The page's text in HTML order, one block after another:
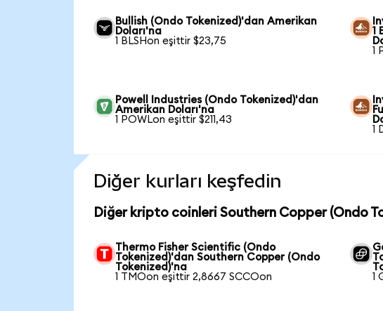
Bullish (Ondo Tokenized)'dan Amerikan
Doları'na
1 BLSHon eşittir $23,75
1
1
Powell Industries (Ondo Tokenized)'dan
Amerikan Doları'na
1 POWLon eşittir $211,43
1
Diğer kurları keşfedin
Diğer kripto coinleri Southern Copper (Ondo
Thermo Fisher Scientific (Ondo
Tokenized)'dan Southern Copper (Ondo
Tokenized)'na
1 TMOon eşittir 2,8667 SCCOon
1